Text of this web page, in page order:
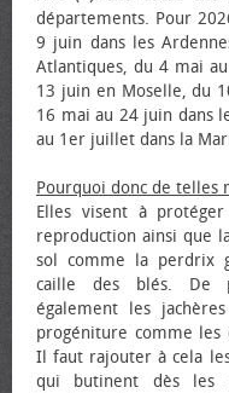
départements. Pour
9 juin dans les
Atlantiques, du 4 mai
13 juin en Moselle, du
16 mai au 24 juin dans
au 1er juillet dans la
Pourquoi donc de telles
Elles visent à
reproduction ainsi que
sol comme la perdrix
caille des blés. De
également les
progéniture comme les
Il faut rajouter à cela
qui butinent dès les